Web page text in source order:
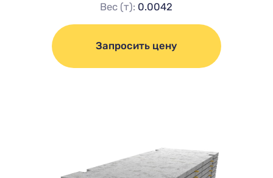
Вес (т): 0.0042
Запросить цену